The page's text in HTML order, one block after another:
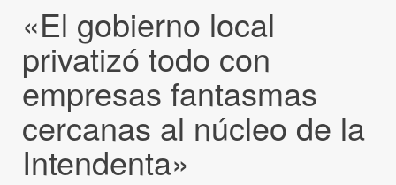
«El gobierno local
privatizó todo con
empresas fantasmas
cercanas al núcleo de la
Intendenta»